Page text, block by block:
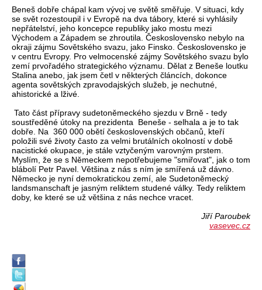
Beneš dobře chápal kam vývoj ve světě směřuje. V situaci, kdy
se svět rozestoupil i v Evropě na dva tábory, které si vyhlásily
nepřátelství, jeho koncepce republiky jako mostu mezi
Východem a Západem se zhroutila. Československo nebylo na
okraji zájmu Sovětského svazu, jako Finsko. Československo je
v centru Evropy. Pro velmocenské zájmy Sovětského svazu bylo
zemí prvořadého strategického významu. Dělat z Beneše loutku
Stalina anebo, jak jsem četl v některých článcích, dokonce
agenta sovětských zpravodajských služeb, je nechutné,
ahistorické a lživé.
Tato část přípravy sudetoněmeckého sjezdu v Brně - tedy
soustředěné útoky na prezidenta Beneše - selhala a je to tak
dobře. Na 360 000 obětí československých občanů, kteří
položili své životy často za velmi brutálních okolností v době
nacistické okupace, je stále vztyčeným varovným prstem.
Myslím, že se s Německem nepotřebujeme "smiřovat", jak o tom
blábolí Petr Pavel. Většina z nás s ním je smířená už dávno.
Německo je nyní demokratickou zemí, ale Sudetoněmecký
landsmanschaft je jasným reliktem studené války. Tedy reliktem
doby, ke které se už většina z nás nechce vracet.
Jiří Paroubek
vasevec.cz